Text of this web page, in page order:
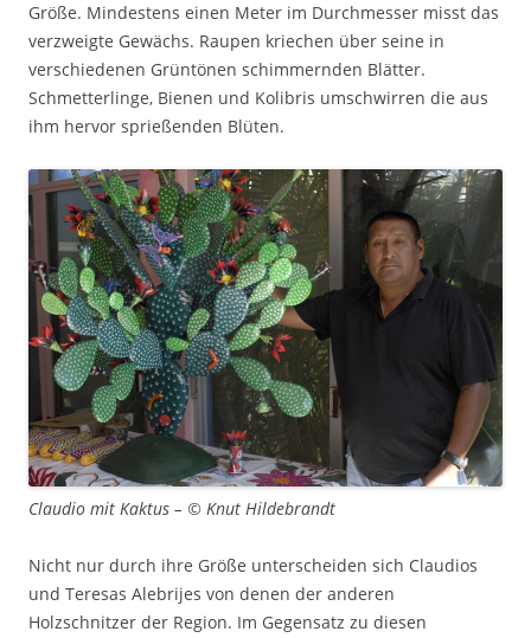
Größe. Mindestens einen Meter im Durchmesser misst das
verzweigte Gewächs. Raupen kriechen über seine in
verschiedenen Grüntönen schimmernden Blätter.
Schmetterlinge, Bienen und Kolibris umschwirren die aus
ihm hervor sprießenden Blüten.
Claudio mit Kaktus – © Knut Hildebrandt
Nicht nur durch ihre Größe unterscheiden sich Claudios
und Teresas Alebrijes von denen der anderen
Holzschnitzer der Region. Im Gegensatz zu diesen